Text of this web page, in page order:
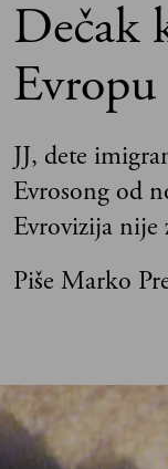
Dečak
Evropu
JJ, dete
Evrosong od
Evrovizija nije
Piše Marko